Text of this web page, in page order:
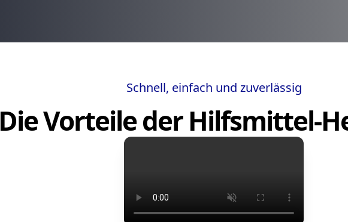
Schnell, einfach und zuverlässig
Die Vorteile der Hilfsmittel-